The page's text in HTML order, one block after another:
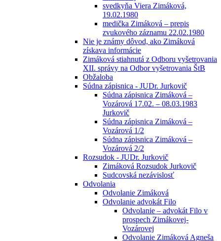
svedkyňa Viera Zimáková,
19.02.1980
medička Zimáková – prepis
zvukového záznamu 22.02.1980
Nie je známy dôvod, ako Zimáková
získava informácie
Zimáková stiahnutá z Odboru vyšetrovania
XII. správy na Odbor vyšetrovania ŠtB
Obžaloba
Súdna zápisnica - JUDr. Jurkovič
Súdna zápisnica Zimáková –
Vozárová 17.02. – 08.03.1983
Jurkovič
Súdna zápisnica Zimáková –
Vozárová 1/2
Súdna zápisnica Zimáková –
Vozárová 2/2
Rozsudok - JUDr. Jurkovič
Zimáková Rozsudok Jurkovič
Sudcovská nezávislosť
Odvolania
Odvolanie Zimáková
Odvolanie advokát Filo
Odvolanie – advokát Filo v
prospech Zimákovej-
Vozárovej
Odvolanie Zimáková Agneša